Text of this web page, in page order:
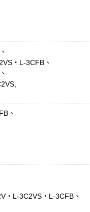
・L-3CFB、
、
・L-3C2VS・L-3CFB、